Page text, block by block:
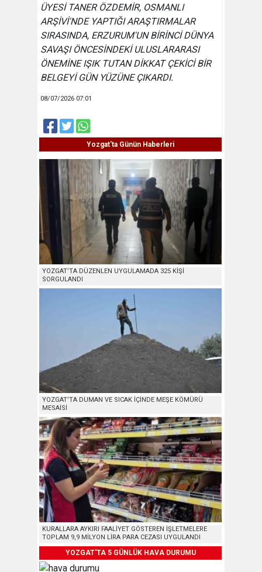
ÜYESİ TANER ÖZDEMİR, OSMANLI
ARŞİVİ'NDE YAPTIĞI ARAŞTIRMALAR
SIRASINDA, ERZURUM'UN BİRİNCİ DÜNYA
SAVAŞI ÖNCESİNDEKİ ULUSLARARASI
ÖNEMİNE IŞIK TUTAN DİKKAT ÇEKİCİ BİR
BELGEYİ GÜN YÜZÜNE ÇIKARDI.
08/07/2026 07:01
Yozgat'ta Günün Haberleri
YOZGAT’TA DÜZENLEN UYGULAMADA 325 KİŞİ
SORGULANDI
YOZGAT’TA DUMAN VE SICAK İÇİNDE MEŞE KÖMÜRÜ
MESAİSİ
KURALLARA AYKIRI FAALİYET GÖSTEREN İŞLETMELERE
TOPLAM 9,9 MİLYON LİRA PARA CEZASI UYGULANDI
YOZGAT'TA 5 GÜNLÜK HAVA DURUMU